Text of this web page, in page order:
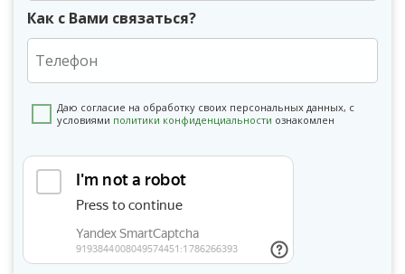
Как с Вами связаться?
Даю согласие на обработку своих персональных данных, с
условиями политики конфиденциальности ознакомлен